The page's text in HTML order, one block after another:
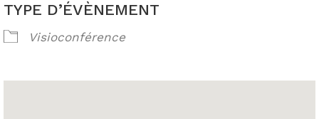
TYPE D’ÉVÈNEMENT
Visioconférence